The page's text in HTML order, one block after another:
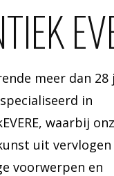
meer dan 28
in
waarbij
uit
voorwerpen en